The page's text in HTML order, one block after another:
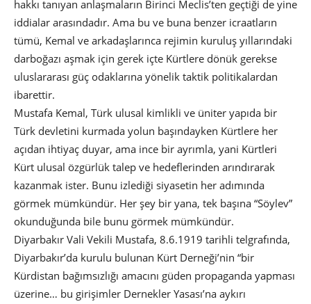
hakkı tanıyan anlaşmaların Birinci Meclis’ten geçtiği de yine
iddialar arasındadır. Ama bu ve buna benzer icraatların
tümü, Kemal ve arkadaşlarınca rejimin kuruluş yıllarındaki
darboğazı aşmak için gerek içte Kürtlere dönük gerekse
uluslararası güç odaklarına yönelik taktik politikalardan
ibarettir.
Mustafa Kemal, Türk ulusal kimlikli ve üniter yapıda bir
Türk devletini kurmada yolun başındayken Kürtlere her
açıdan ihtiyaç duyar, ama ince bir ayrımla, yani Kürtleri
Kürt ulusal özgürlük talep ve hedeflerinden arındırarak
kazanmak ister. Bunu izlediği siyasetin her adımında
görmek mümkündür. Her şey bir yana, tek başına “Söylev”
okunduğunda bile bunu görmek mümkündür.
Diyarbakır Vali Vekili Mustafa, 8.6.1919 tarihli telgrafında,
Diyarbakır’da kurulu bulunan Kürt Derneği’nin “bir
Kürdistan bağımsızlığı amacını güden propaganda yapması
üzerine… bu girişimler Dernekler Yasası’na aykırı